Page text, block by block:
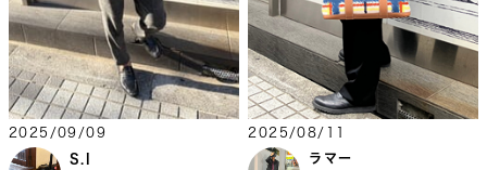
2025/09/09
S.I
2025/08/11
ラマー